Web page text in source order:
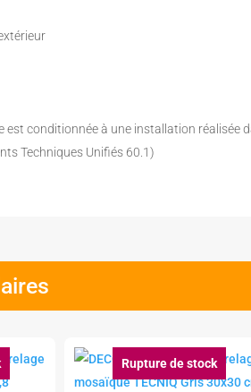
est conditionnée à une installation réalisée
Techniques Unifiés 60.1)
Rupture de stock